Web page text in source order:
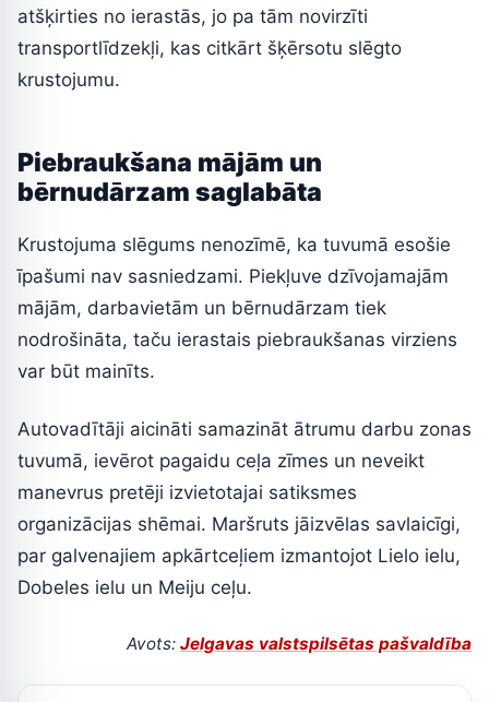
atšķirties no ierastās, jo pa tām novirzīti
transportlīdzekļi, kas citkārt šķērsotu slēgto
krustojumu.
Piebraukšana mājām un
bērnudārzam saglabāta
Krustojuma slēgums nenozīmē, ka tuvumā esošie
īpašumi nav sasniedzami. Piekļuve dzīvojamajām
mājām, darbavietām un bērnudārzam tiek
nodrošināta, taču ierastais piebraukšanas virziens
var būt mainīts.
Autovadītāji aicināti samazināt ātrumu darbu zonas
tuvumā, ievērot pagaidu ceļa zīmes un neveikt
manevrus pretēji izvietotajai satiksmes
organizācijas shēmai. Maršruts jāizvēlas savlaicīgi,
par galvenajiem apkārtceļiem izmantojot Lielo ielu,
Dobeles ielu un Meiju ceļu.
Avots: Jelgavas valstspilsētas pašvaldība